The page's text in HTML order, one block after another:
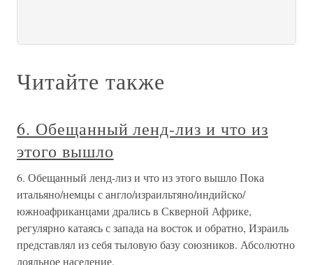
Читайте также
6. Обещанный ленд-лиз и что из
этого вышло
6. Обещанный ленд-лиз и что из этого вышло Пока
итальяно/немцы с англо/израильтяно/индийско/
южноафриканцами дрались в Скверной Африке,
регулярно катаясь с запада на восток и обратно, Израиль
представлял из себя тыловую базу союзников. Абсолютно
лояльное население,